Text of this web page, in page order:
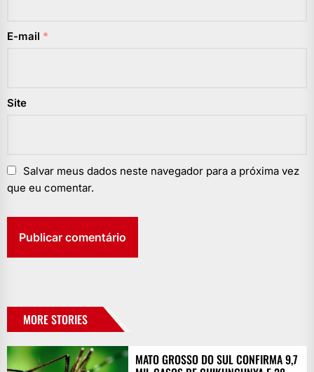
E-mail *
Site
Salvar meus dados neste navegador para a próxima vez
que eu comentar.
MORE STORIES
MATO GROSSO DO SUL CONFIRMA 9,7